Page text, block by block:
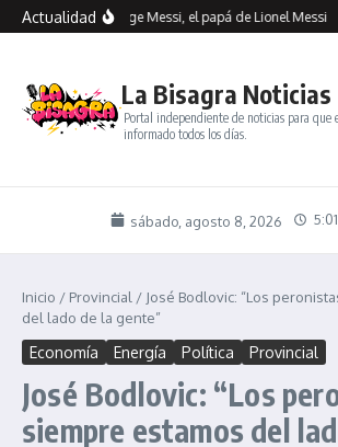
Saltar al contenido
ActualidadMurió Jorge Messi, el papá de Lionel Messi
La Bisagra Noticias
Portal independiente de noticias para que
informado todos los días.
sábado, agosto 8, 2026
Inicio / Provincial / José Bodlovic: “Los
del lado de la gente”
Economía Energía Política Provincial
José Bodlovic: “Los
siempre estamos del